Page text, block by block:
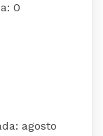
0
agosto